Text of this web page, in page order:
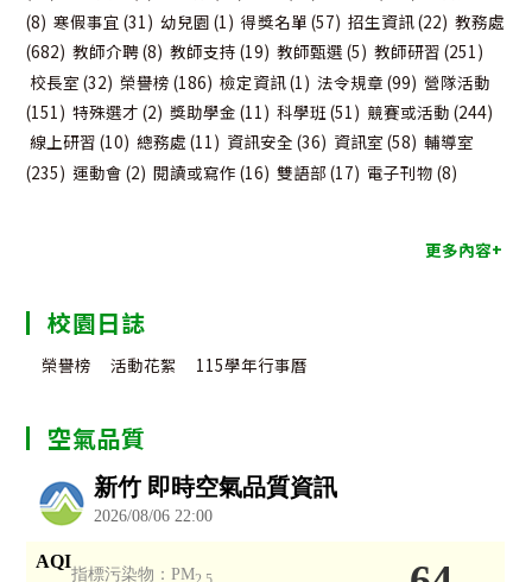
(8) 寒假事宜 (31) 幼兒園 (1) 得獎名單 (57) 招生資訊(22) 教務處
(682) 教師介聘(8) 教師支持 (19) 教師甄選 (5) 教師研習 (251)
校長室 (32) 榮譽榜 (186) 檢定資訊(1) 法令規章 (99) 營隊活動
(151) 特殊選才 (2) 獎助學金 (11) 科學班(51) 競賽或活動 (244)
線上研習 (10) 總務處 (11) 資訊安全 (36) 資訊室 (58) 輔導室
(235) 運動會 (2) 閱讀或寫作 (16) 雙語部 (17) 電子刊物 (8)
更多內容+
校園日誌
榮譽榜 活動花絮 115學年行事曆
空氣品質